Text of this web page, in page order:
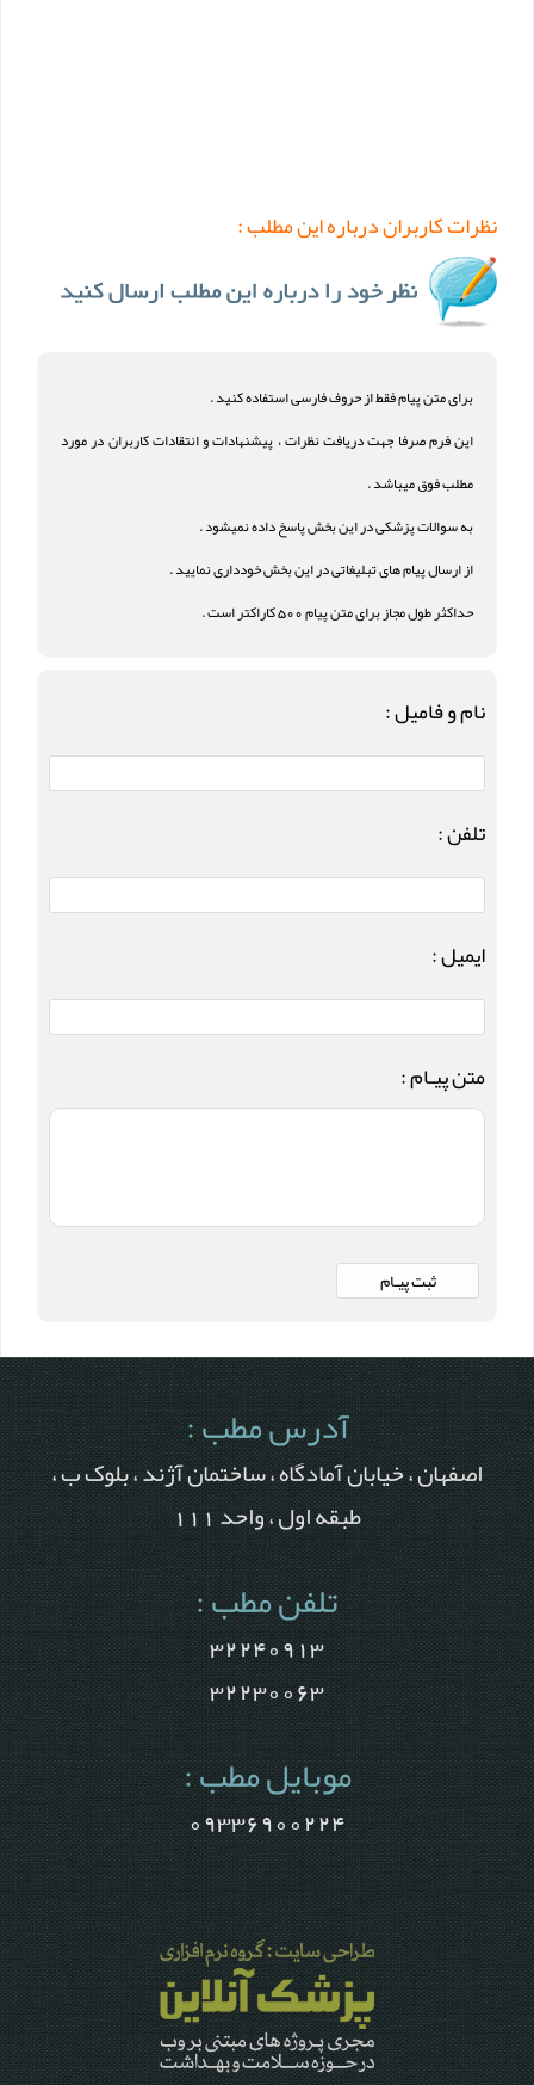
نظرات کاربران درباره این مطلب :
برای متن پیام فقط از حروف فارسی استفاده کنید .
این فرم صرفا جهت دریافت نظرات ، پیشنهادات و انتقادات کاربران در مورد
مطلب فوق میباشد .
به سوالات پزشکی در این بخش پاسخ داده نمیشود .
از ارسال پیام های تبلیغاتی در این بخش خودداری نمایید .
حداکثر طول مجاز برای متن پیام 500 کاراکتر است .
نام و فامیل :
تلفن :
ایمیل :
متن پیـام :
آدرس مطب :
اصفهان ، خیابان آمادگاه ، ساختمان آژند ، بلوک ب ،
طبقه اول ، واحد 111
تلفن مطب :
32240913
32230063
موبایل مطب :
09336900224